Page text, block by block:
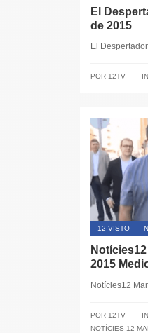
El
de 2015
El
POR 12TV ─
12 VISTO -
2015
Notícies12
POR 12TV ─
NOTÍCIES 12